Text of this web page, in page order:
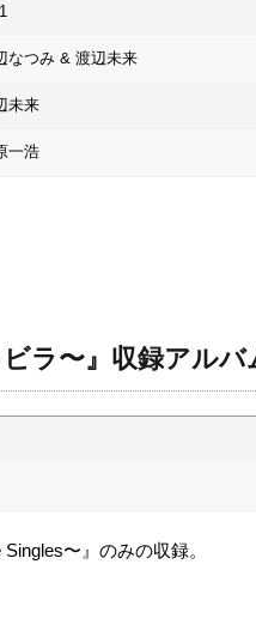
なつみ & 渡辺未来
未来
一浩
ラ〜』収録アルバ
〜』のみの収録。